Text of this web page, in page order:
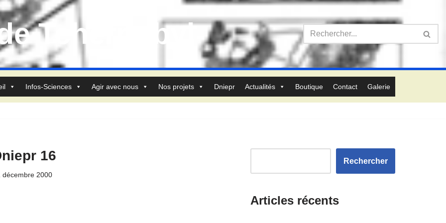
Tchernobyl
Infos-Sciences Agir avec nous Nos projets Dniepr Actualités Boutique Contact Galerie
16
décembre 2000
Rechercher
Articles récents